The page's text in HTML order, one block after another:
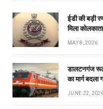
ईडी की बड़ी
मिला
MAY 8, 2026
डालटनगंज
का मार्ग बदला
JUNE 22,